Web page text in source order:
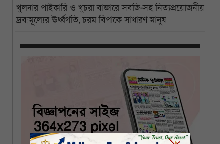
খুলনার পাইকারি ও খুচরা বাজারে সবজি-সহ নিত্যপ্রয়োজনীয়
দ্রব্যমূল্যের ঊর্ধ্বগতি, চরম বিপাকে সাধারণ মানুষ